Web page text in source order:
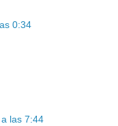
0:34
las 7:44